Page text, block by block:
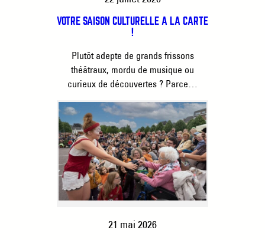
VOTRE SAISON CULTURELLE À LA CARTE
!
Plutôt adepte de grands frissons
théâtraux, mordu de musique ou
curieux de découvertes ? Parce…
21 mai 2026